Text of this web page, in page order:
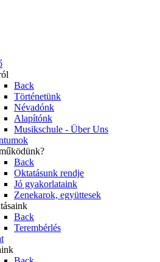
Back
Történetünk
Névadónk
Alapítónk
Musikschule - Über Uns
Back
Oktatásunk rendje
Jó gyakorlataink
Zenekarok, együttesek
Back
Terembérlés